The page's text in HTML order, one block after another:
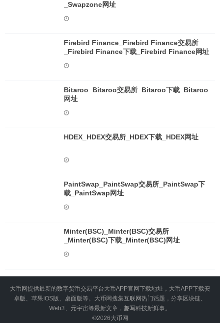
_Swapzone网址
Firebird Finance_Firebird Finance交易所
_Firebird Finance下载_Firebird Finance网址
Bitaroo_Bitaroo交易所_Bitaroo下载_Bitaroo
网址
HDEX_HDEX交易所_HDEX下载_HDEX网址
PaintSwap_PaintSwap交易所_PaintSwap下
载_PaintSwap网址
Minter(BSC)_Minter(BSC)交易所
_Minter(BSC)下载_Minter(BSC)网址
大币网提供最新的数字货币交易平台大币APP官网下载地址，大币APP下载安
卓版、苹果IOS版、桌面版等。大币网搜集互联网热门话题，分享区块链、
Web3、元宇宙等最新文章，趣写科技新鲜事。
©2026大币网